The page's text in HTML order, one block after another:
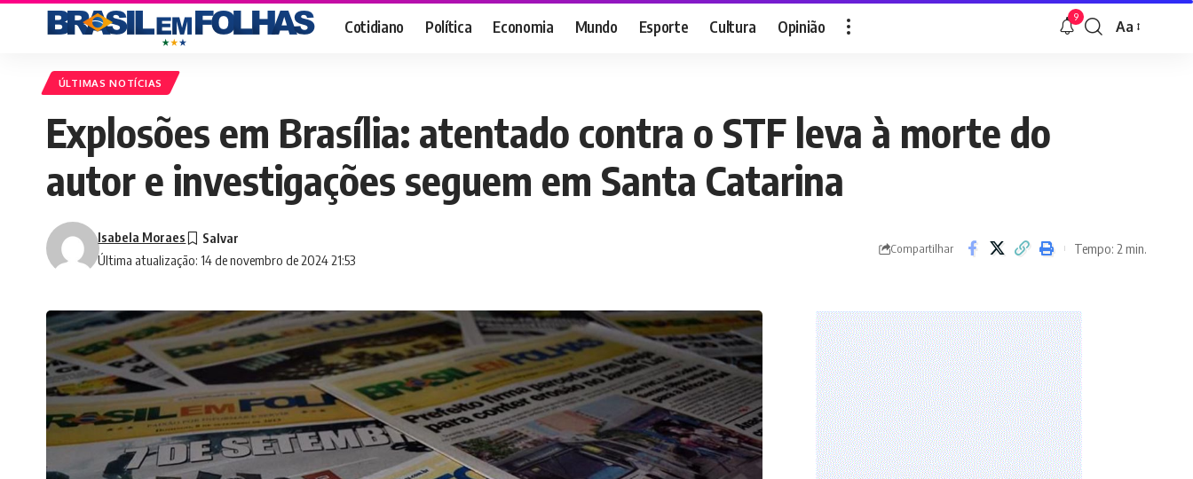
Cotidiano Política Economia Mundo Esporte Cultura Opinião 9
Font
Aa
ÚLTIMAS NOTÍCIAS
Explosões em Brasília: atentado contra o STF leva à morte do
autor e investigações seguem em Santa Catarina
Última atualização: 14 de novembro de 2024 21:53
Isabela Moraes
Compartilhar Tempo: 2 min.